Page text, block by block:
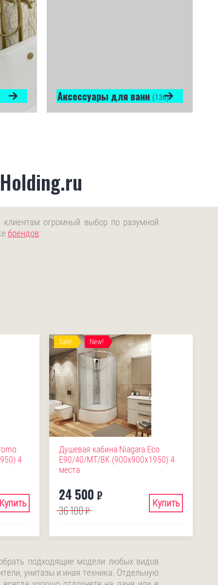
Аксессуары для ванн (136)
клиентам огромный выбор по разумной
брендов:
4
Sale! New!
Душевая кабина Niagara Eco
E90/40/MT/BK (900х900х1950) 4
места
24 500 ₽
36 100₽
Купить
подходящие модели любых видов
унитазы и иная техника. Отдельную